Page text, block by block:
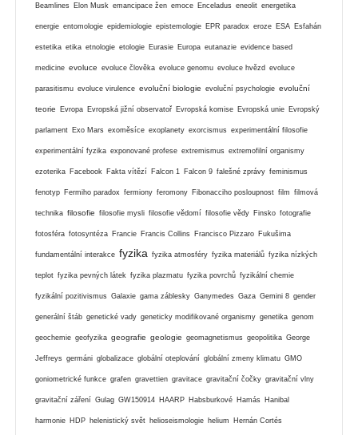
Beamlines Elon Musk emancipace žen emoce Enceladus eneolit energetika
energie entomologie epidemiologie epistemologie EPR paradox eroze ESA Esfahán
estetika etika etnologie etologie Eurasie Europa eutanazie evidence based
medicine evoluce evoluce člověka evoluce genomu evoluce hvězd evoluce
parasitismu evoluce virulence evoluční biologie evoluční psychologie evoluční
teorie Evropa Evropská jižní observatoř Evropská komise Evropská unie Evropský
parlament Exo Mars exoměsíce exoplanety exorcismus experimentální filosofie
experimentální fyzika exponované profese extremismus extremofilní organismy
ezoterika Facebook Fakta vítězí Falcon 1 Falcon 9 falešné zprávy feminismus
fenotyp Fermiho paradox fermiony feromony Fibonacciho posloupnost film filmová
technika filosofie filosofie mysli filosofie vědomí filosofie vědy Finsko fotografie
fotosféra fotosyntéza Francie Francis Collins Francisco Pizzaro Fukušima
fundamentální interakce fyzika fyzika atmosféry fyzika materiálů fyzika nízkých
teplot fyzika pevných látek fyzika plazmatu fyzika povrchů fyzikální chemie
fyzikální pozitivismus Galaxie gama záblesky Ganymedes Gaza Gemini 8 gender
generální štáb genetické vady geneticky modifikované organismy genetika genom
geochemie geofyzika geografie geologie geomagnetismus geopolitika George
Jeffreys germáni globalizace globální oteplování globální zmeny klimatu GMO
goniometrické funkce grafen gravettien gravitace gravitační čočky gravitační vlny
gravitační záření Gulag GW150914 HAARP Habsburkové Hamás Hanibal
harmonie HDP helenistický svět helioseismologie helium Hernán Cortés